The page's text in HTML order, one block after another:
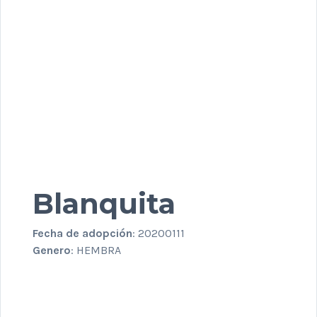
Blanquita
Fecha de adopción: 20200111
Genero: HEMBRA